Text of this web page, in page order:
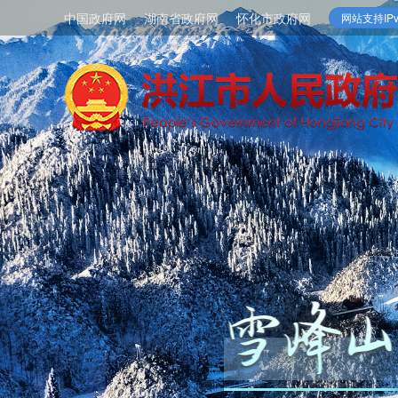
中国政府网 湖南省政府网 怀化市政府网 网站支持